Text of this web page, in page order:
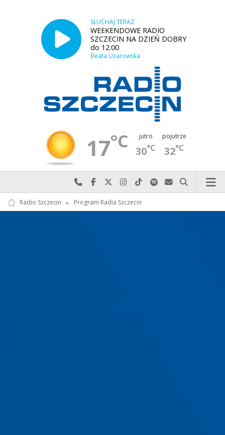
SŁUCHAJ TERAZ
WEEKENDOWE RADIO
SZCZECIN NA DZIEŃ DOBRY
do 12:00
Beata Użarowska
17°C jutro
30°C
pojutrze
32°C
Najlepiej po prostu do nas zadzwoń
Odwiedź nas na Facebook-u
Odwiedź nas na X
Odwiedź nas na Instagram-ie
Odwiedź nas na TikTok-u
Szukaj nas na Spotify
Wyślij do nas
Szukaj
Radio Szczecin » Program Radia Szczecin